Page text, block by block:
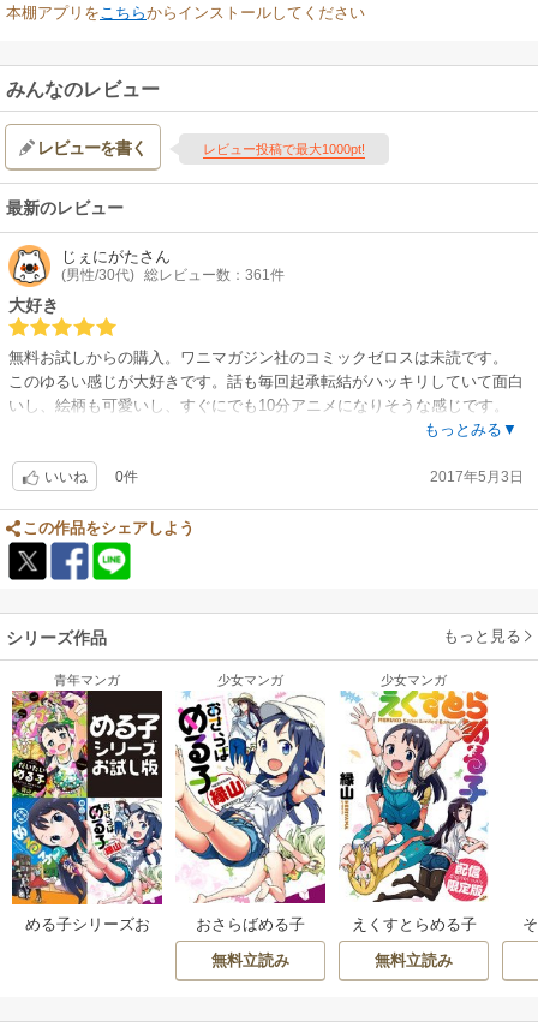
本棚アプリを こちらからインストールしてください
みんなのレビュー
レビューを書く レビュー投稿で最大1000pt!
最新のレビュー
じぇにがたさん
(男性/30代) 総レビュー数：361件
大好き
無料お試しからの購入。ワニマガジン社のコミックゼロスは未読です。
このゆるい感じが大好きです。話も毎回起承転結がハッキリしていて面白
いし、絵柄も可愛いし、すぐにでも10分アニメになりそうな感じです。
残念なのは値段がお高い割にページ数が140ページ程と少ないことです。
て貰いたいです。
もっとみる▼
いいね 0件 2017年5月3日
この作品をシェアしよう
シリーズ作品 もっと見る
青年マンガ
める子シリーズお
少女マンガ
おさらばめる子
無料立読み
少女マンガ
えくすとらめる子
無料立読み